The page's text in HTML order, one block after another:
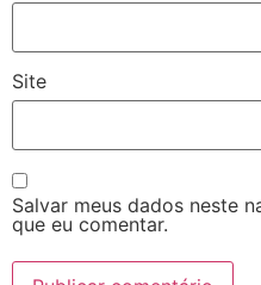
Site
Salvar meus dados neste
que eu comentar.